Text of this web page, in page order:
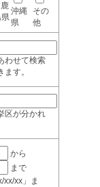
鹿
県
沖縄
県
その
他
わせて検索
す。
区が分かれ
から
まで
xx」ま